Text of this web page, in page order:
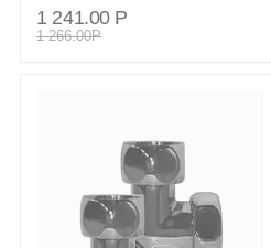
1 241.00 Р
1 266.00Р